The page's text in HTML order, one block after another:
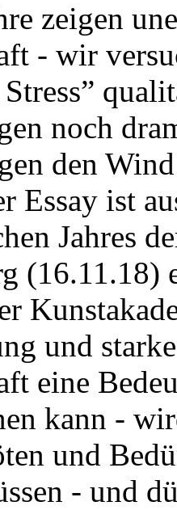
zeigen
- wir
noch
den
Essay ist
Jahres
(16.11.18)
und
eine
kann -
und
- und